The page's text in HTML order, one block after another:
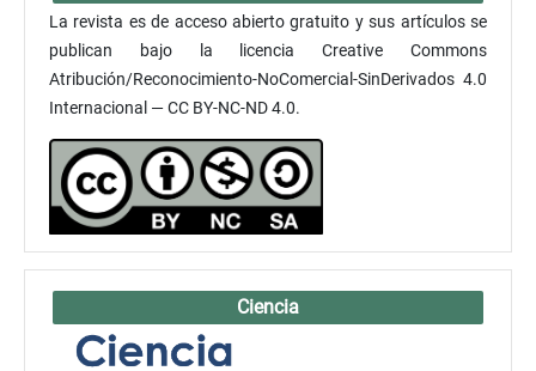
La revista es de acceso abierto gratuito y sus artículos se
publican bajo la licencia Creative Commons
Atribución/Reconocimiento-NoComercial-SinDerivados 4.0
Internacional — CC BY-NC-ND 4.0.
Ciencia